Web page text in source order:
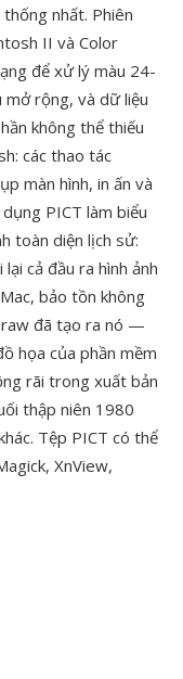
nhất. Phiên
II và Color
để xử lý màu 24-
mở rộng, và dữ liệu
không thể thiếu
các thao tác
màn hình, in ấn và
PICT làm biểu
toàn diện lịch sử:
cả đầu ra hình ảnh
bảo tồn không
đã tạo ra nó —
họa của phần mềm
rãi trong xuất bản
thập niên 1980
Tệp PICT có thể
XnView,